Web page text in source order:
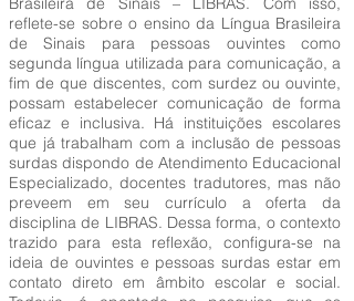
reflete-se sobre o ensino da Língua Brasileira
de Sinais para pessoas ouvintes como
segunda língua utilizada para comunicação, a
fim de que discentes, com surdez ou ouvinte,
possam estabelecer comunicação de forma
eficaz e inclusiva. Há instituições escolares
que já trabalham com a inclusão de pessoas
surdas dispondo de Atendimento Educacional
Especializado, docentes tradutores, mas não
preveem em seu currículo a oferta da
disciplina de LIBRAS. Dessa forma, o contexto
trazido para esta reflexão, configura-se na
ideia de ouvintes e pessoas surdas estar em
contato direto em âmbito escolar e social.